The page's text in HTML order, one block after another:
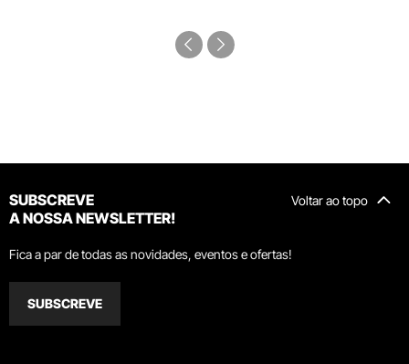
Voltar ao topo
SUBSCREVE
A NOSSA NEWSLETTER!
Fica a par de todas as novidades, eventos e ofertas!
SUBSCREVE